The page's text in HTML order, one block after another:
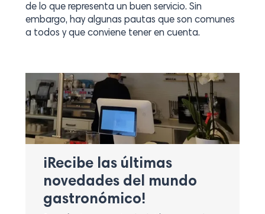
de lo que representa un buen servicio. Sin
embargo, hay algunas pautas que son comunes
a todos y que conviene tener en cuenta.
¡Recibe las últimas
novedades del mundo
gastronómico!